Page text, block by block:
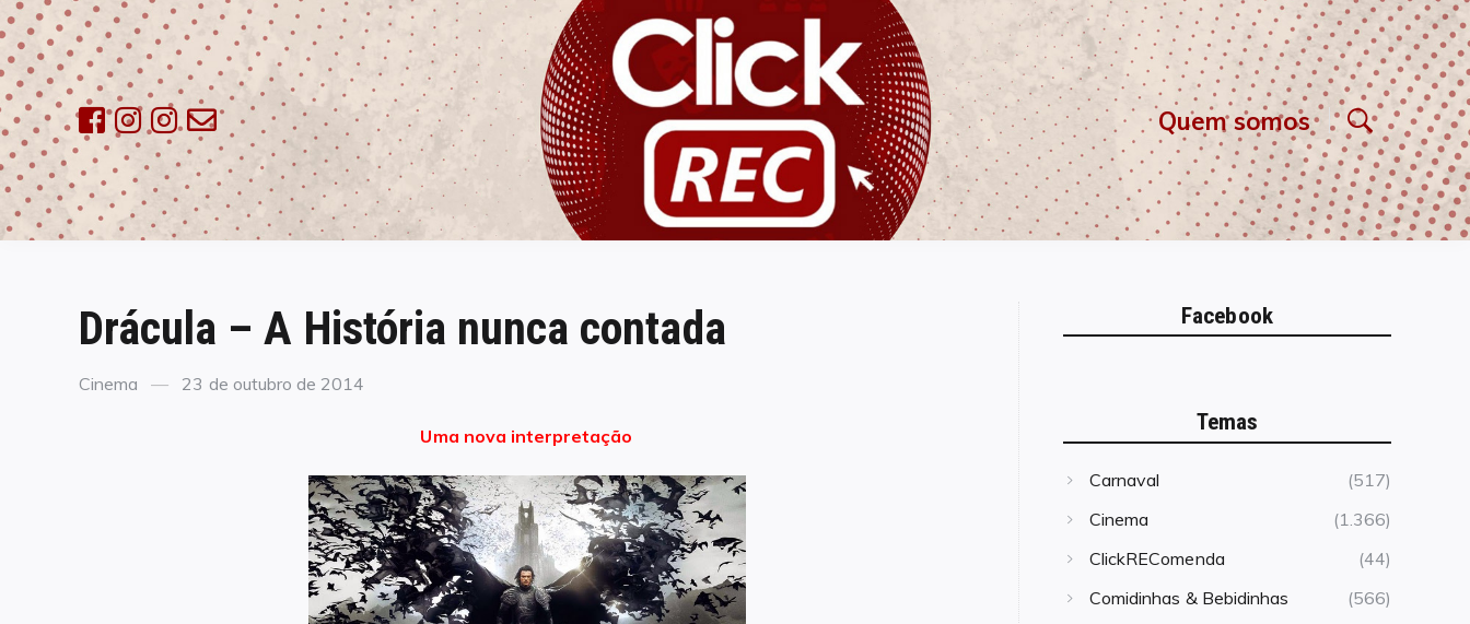
Skip
to
content
ClickREC Quem somos
Drácula – A História nunca contada
Categories
Cinema
Posted
23 de outubro de 2014
Uma nova interpretação
Facebook
Temas
Carnaval
(517)
Cinema
(1.366)
ClickREComenda
(44)
Comidinhas & Bebidinhas
(566)